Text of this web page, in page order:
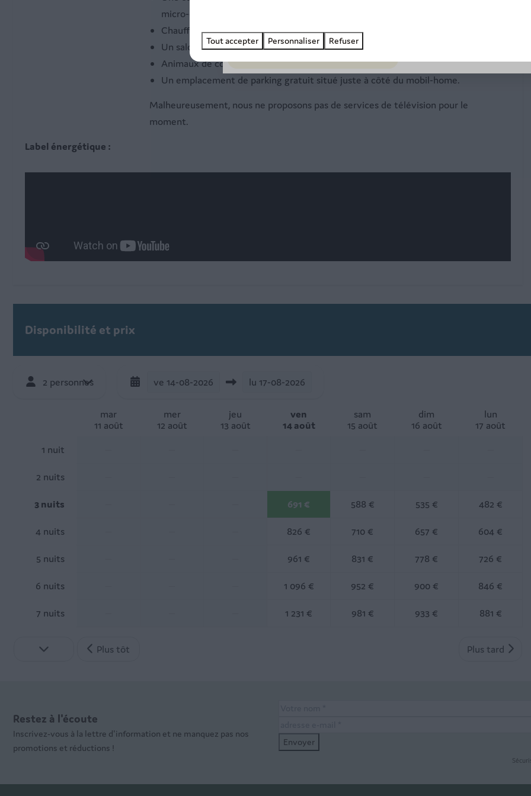
micro-ondes, four et machine à café.
Chauffage central et climatisation pour un confort optimal en toute saison.
Un salon de jardin complet pour vos moments de détente en terrasse.
Animaux de compagnie admis.
Un emplacement de parking gratuit situé juste à côté du mobil-home.
Malheureusement, nous ne proposons pas de services de télévision pour le
moment.
Label énergétique :
Disponibilité et prix
2 personnes ve 14-08-2026 lu 17-08-2026
mar
11 août
mer
12 août
jeu
13 août
ven
14 août
sam
15 août
dim
16 août
lun
17 août
1 nuit
2 nuits
3 nuits 691 € 588 € 535 € 482 €
4 nuits 826 € 710 € 657 € 604 €
5 nuits 961 € 831 € 778 € 726 €
6 nuits 1 096 € 952 € 900 € 846 €
7 nuits 1 231 € 981 € 933 € 881 €
Plus tôt Plus tard
Restez à l'écoute
Inscrivez-vous à la lettre d'information et ne manquez pas nos
promotions et réductions !
Envoyer
Tout accepter Personnaliser Refuser